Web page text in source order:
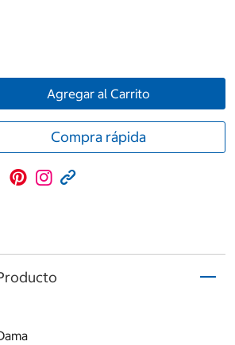
Agregar al Carrito
Compra rápida